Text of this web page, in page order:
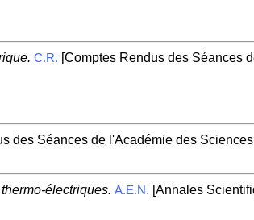
C.R. [Comptes Rendus des Séances
des Séances de l'Académie des
électriques. A.E.N. [Annales